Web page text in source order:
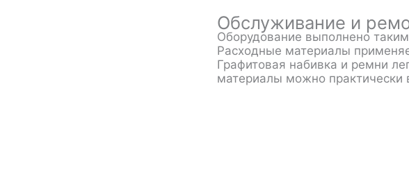
Обслуживание и
Оборудование выполнено
Расходные материалы
Графитовая набивка и ремни
материалы можно практически